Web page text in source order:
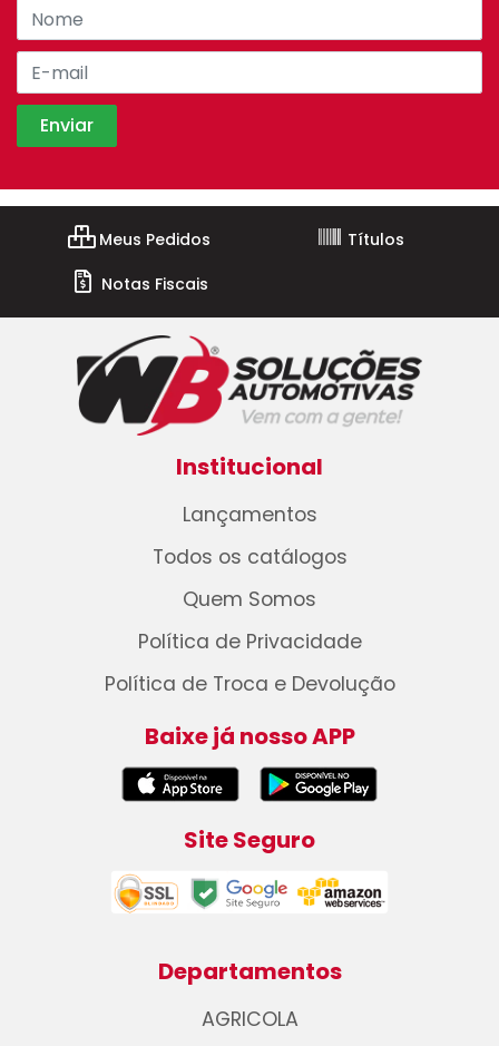
Meus Pedidos
Títulos
Notas Fiscais
Institucional
Lançamentos
Todos os catálogos
Quem Somos
Política de Privacidade
Política de Troca e Devolução
Baixe já nosso APP
Site Seguro
Departamentos
AGRICOLA